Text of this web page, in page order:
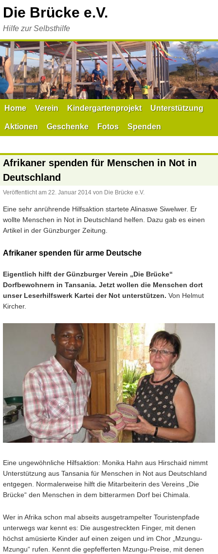
Inhalt
Die Brücke e.V.
Hilfe zur Selbsthilfe
Home Verein Kindergartenprojekt Unterstützung
Aktionen Geschenke Fotos Spenden
Afrikaner spenden für Menschen in Not in
Deutschland
Veröffentlicht am 22. Januar 2014 von Die Brücke e.V.
Eine sehr anrührende Hilfsaktion startete Alinaswe Siwelwer. Er
wollte Menschen in Not in Deutschland helfen. Dazu gab es einen
Artikel in der Günzburger Zeitung.
Afrikaner spenden für arme Deutsche
Eigentlich hilft der Günzburger Verein „Die Brücke“
Dorfbewohnern in Tansania. Jetzt wollen die Menschen dort
unser Leserhilfswerk Kartei der Not unterstützen. Von Helmut
Kircher.
Eine ungewöhnliche Hilfsaktion: Monika Hahn aus Hirschaid nimmt
Unterstützung aus Tansania für Menschen in Not aus Deutschland
entgegen. Normalerweise hilft die Mitarbeiterin des Vereins „Die
Brücke“ den Menschen in dem bitterarmen Dorf bei Chimala.
Wer in Afrika schon mal abseits ausgetrampelter Touristenpfade
unterwegs war kennt es: Die ausgestreckten Finger, mit denen
höchst amüsierte Kinder auf einen zeigen und im Chor „Mzungu-
Mzungu“ rufen. Kennt die gepfefferten Mzungu-Preise, mit denen